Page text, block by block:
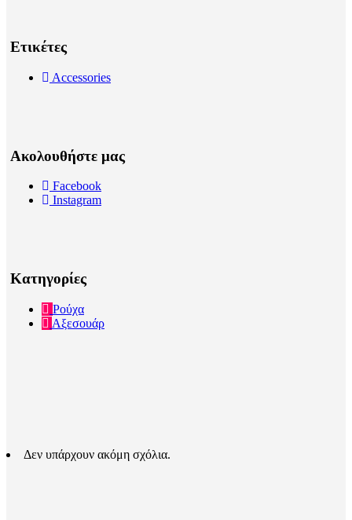
Ετικέτες
Accessories
Ακολουθήστε μας
Facebook
Instagram
Κατηγορίες
Ρούχα
Αξεσουάρ
Δεν υπάρχουν ακόμη σχόλια.